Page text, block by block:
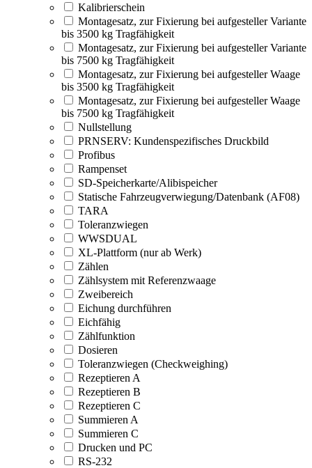
Kalibrierschein
Montagesatz, zur Fixierung bei aufgesteller Variante
bis 3500 kg Tragfähigkeit
Montagesatz, zur Fixierung bei aufgesteller Variante
bis 7500 kg Tragfähigkeit
Montagesatz, zur Fixierung bei aufgesteller Waage
bis 3500 kg Tragfähigkeit
Montagesatz, zur Fixierung bei aufgesteller Waage
bis 7500 kg Tragfähigkeit
Nullstellung
PRNSERV: Kundenspezifisches Druckbild
Profibus
Rampenset
SD-Speicherkarte/Alibispeicher
Statische Fahrzeugverwiegung/Datenbank (AF08)
TARA
Toleranzwiegen
WWSDUAL
XL-Plattform (nur ab Werk)
Zählen
Zählsystem mit Referenzwaage
Zweibereich
Eichung durchführen
Eichfähig
Zählfunktion
Dosieren
Toleranzwiegen (Checkweighing)
Rezeptieren A
Rezeptieren B
Rezeptieren C
Summieren A
Summieren C
Drucken und PC
RS-232